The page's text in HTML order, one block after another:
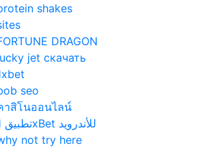
shakes
DRAGON
jet скачать
seo
าสิโนออนไลน์
تطبيق 1xBet للأندرويد
not try here